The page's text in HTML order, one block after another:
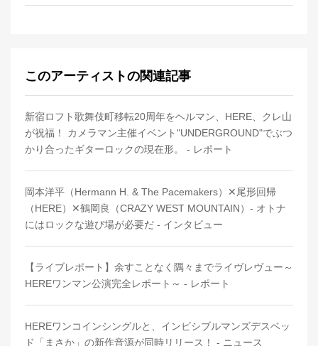
このアーティストの関連記事
新宿ロフト歌舞伎町移転20周年をヘルマン、HERE、クレ山
が祝福！ カメラマン主催イベント"UNDERGROUND"でぶつ
かり合ったギターロックの現在形。 - レポート
岡本洋平（Hermann H. & The Pacemakers）✕尾形回帰
（HERE）✕鶴岡良（CRAZY WEST MOUNTAIN）- オトナ
にはロックな遊び場が必要だ - インタビュー
【ライブレポート】余すことなく隅々までライヴレヴュー～
HEREワンマン公演完全レポート～ - レポート
HEREワンコインシングルと、インビシブルマンズデスベッ
ド「まさか」の新作音源が同時リリース！ - ニュース